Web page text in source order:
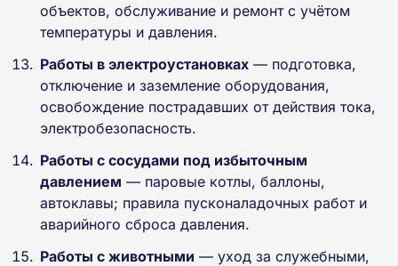
объектов, обслуживание и ремонт с учётом
температуры и давления.
Работы в электроустановках — подготовка,
отключение и заземление оборудования,
освобождение пострадавших от действия тока,
электробезопасность.
Работы с сосудами под избыточным
давлением — паровые котлы, баллоны,
автоклавы; правила пусконаладочных работ и
аварийного сброса давления.
Работы с животными — уход за служебными,